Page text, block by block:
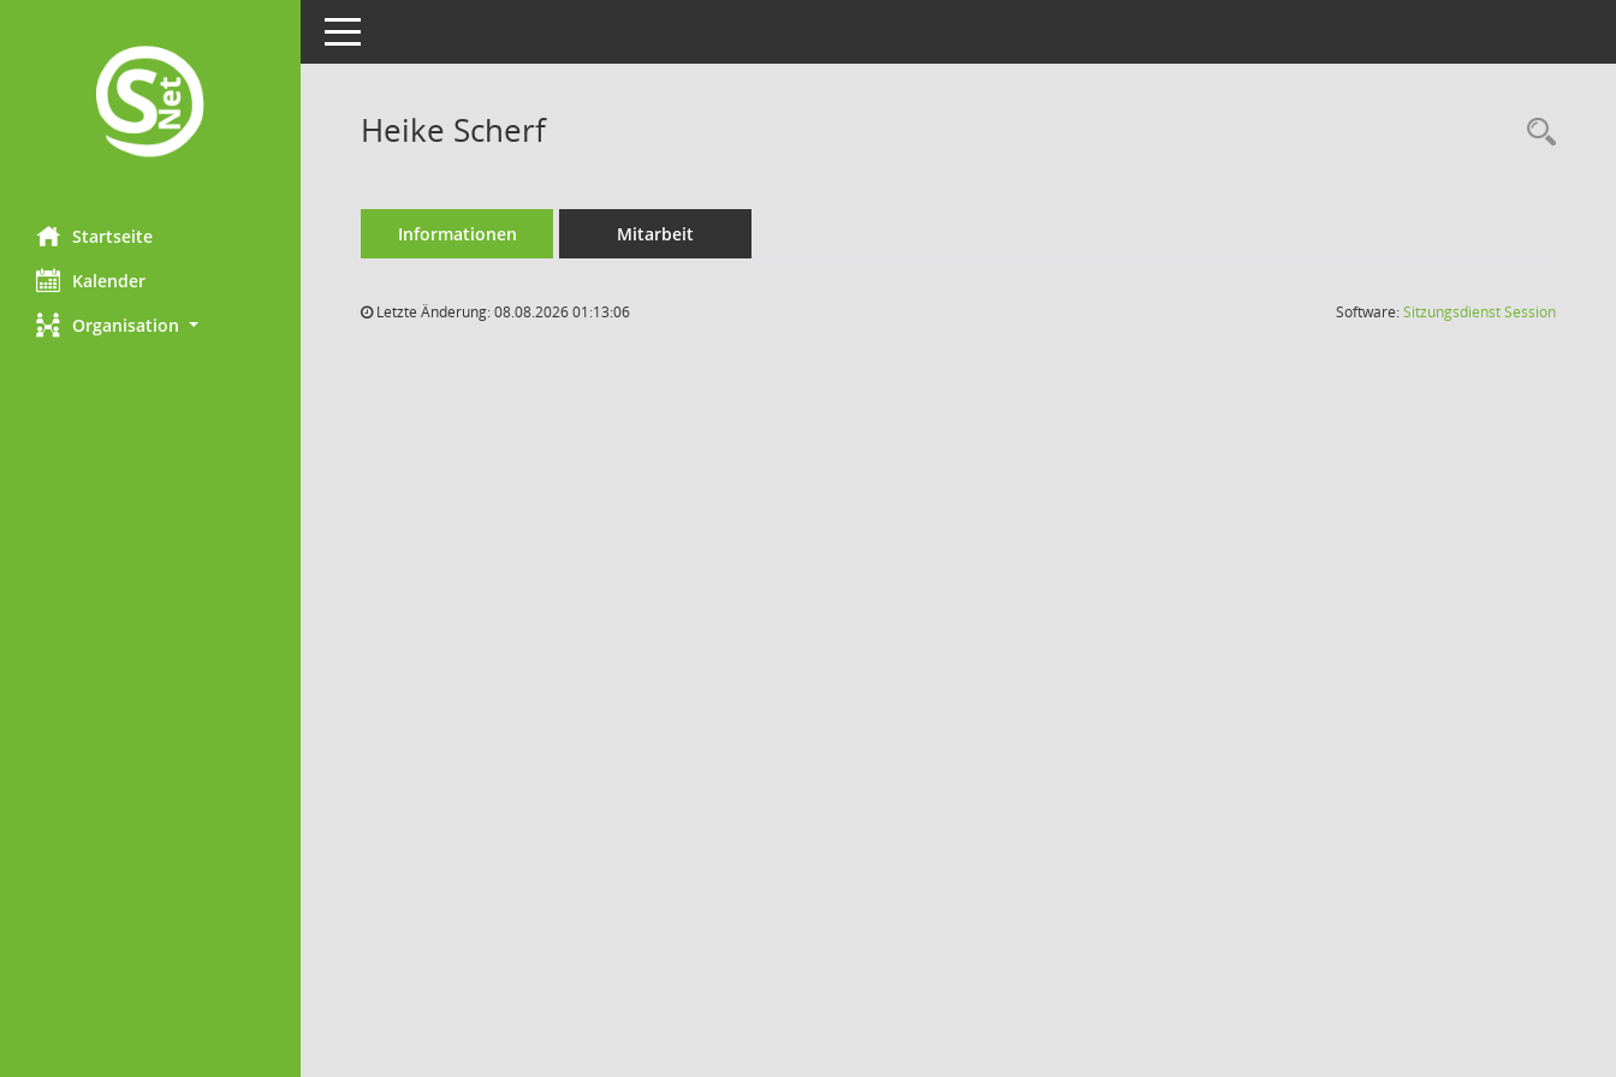
Startseite
Kalender
Organisation
Toggle navigation
Heike Scherf
Informationen Mitarbeit
Letzte Änderung: 08.08.2026 01:13:06 Software:SitzungsdienstSession(Wird in